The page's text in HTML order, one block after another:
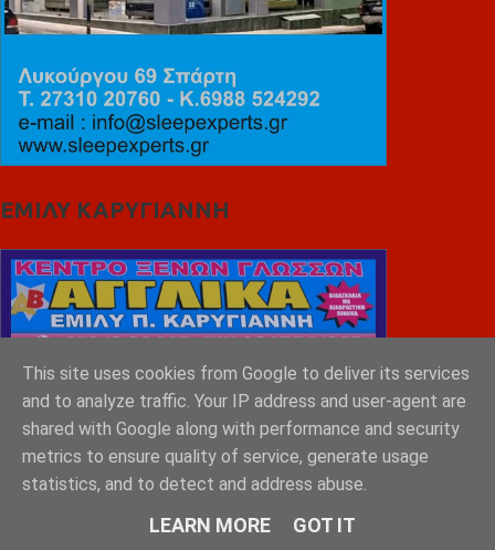
ΕΜΙΛΥ ΚΑΡΥΓΙΑΝΝΗ
This site uses cookies from Google to deliver its services
and to analyze traffic. Your IP address and user-agent are
shared with Google along with performance and security
metrics to ensure quality of service, generate usage
statistics, and to detect and address abuse.
LEARN MORE GOT IT